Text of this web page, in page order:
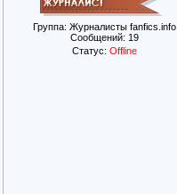
Группа: Журналисты fanfics.info
Сообщений: 19
Статус: Offline